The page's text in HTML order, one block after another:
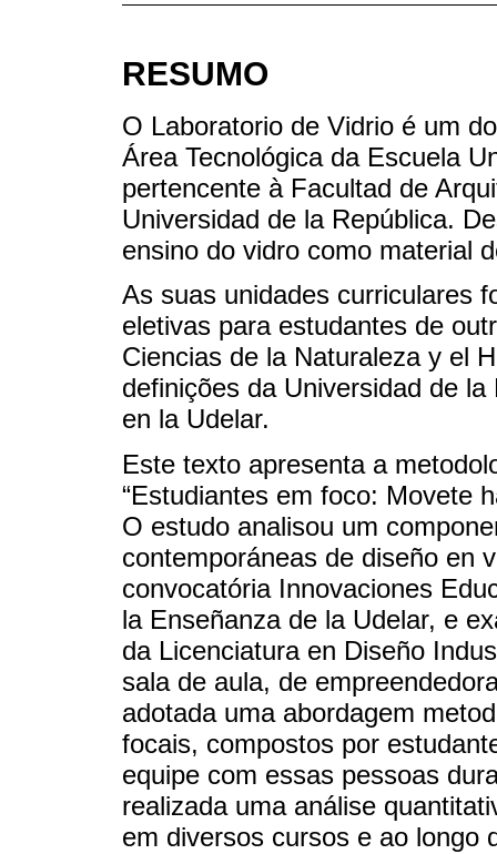
RESUMO
O Laboratorio de Vidrio é um
Área Tecnológica da Escuela
pertencente à Facultad de
Universidad de la República.
ensino do vidro como material
As suas unidades curriculares
eletivas para estudantes de
Ciencias de la Naturaleza y el
definições da Universidad de
en la Udelar.
Este texto apresenta a
“Estudiantes em foco: Movete
O estudo analisou um
contemporáneas de diseño en
convocatória Innovaciones
la Enseñanza de la Udelar, e
da Licenciatura en Diseño
sala de aula, de
adotada uma abordagem
focais, compostos por
equipe com essas pessoas
realizada uma análise
em diversos cursos e ao longo